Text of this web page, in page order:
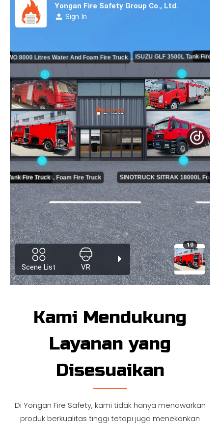
Kami Mendukung
Layanan yang
Disesuaikan
Di Yongan Fire Safety, kami tidak hanya menawarkan
produk berkualitas tinggi tetapi juga menekankan